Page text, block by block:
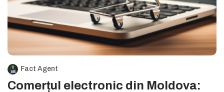
Fact Agent
Comerțul electronic din Moldova: